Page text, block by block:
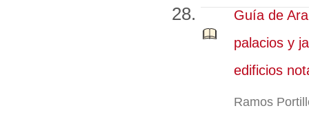
Guía de
palacios y
edificios
Ramos